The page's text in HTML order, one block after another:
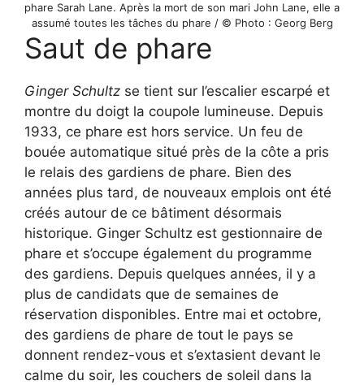
phare Sarah Lane. Après la mort de son mari John Lane, elle a
assumé toutes les tâches du phare / © Photo : Georg Berg
Saut de phare
Ginger Schultz se tient sur l’escalier escarpé et
montre du doigt la coupole lumineuse. Depuis
1933, ce phare est hors service. Un feu de
bouée automatique situé près de la côte a pris
le relais des gardiens de phare. Bien des
années plus tard, de nouveaux emplois ont été
créés autour de ce bâtiment désormais
historique. Ginger Schultz est gestionnaire de
phare et s’occupe également du programme
des gardiens. Depuis quelques années, il y a
plus de candidats que de semaines de
réservation disponibles. Entre mai et octobre,
des gardiens de phare de tout le pays se
donnent rendez-vous et s’extasient devant le
calme du soir, les couchers de soleil dans la